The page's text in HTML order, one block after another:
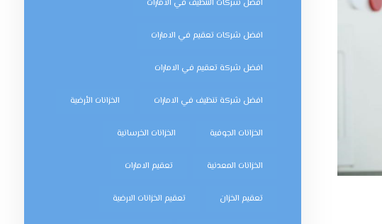
افضل شركات التنظيف في الامارات
افضل شركات تعقيم في الامارات
افضل شركة تعقيم في الامارات
افضل شركة تنظيف في الامارات الخزانات الأرضية
الخزانات الجوفية الخزانات الخرسانية
الخزانات المعدنية تعقيم الامارات
تعقيم الخزان تعقيم الخزانات الارضية